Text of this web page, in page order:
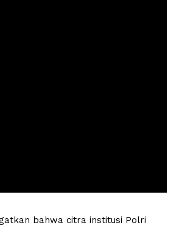
bahwa citra institusi Polri